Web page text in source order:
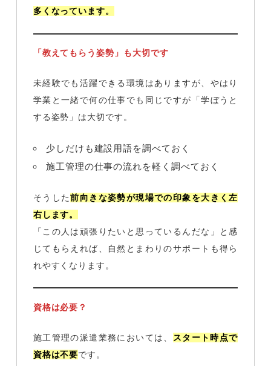
多くなっています。
「教えてもらう姿勢」も大切です
未経験でも活躍できる環境はありますが、やはり
学業と一緒で何の仕事でも同じですが「学ぼうと
する姿勢」は大切です。
少しだけも建設用語を調べておく
施工管理の仕事の流れを軽く調べておく
そうした前向きな姿勢が現場での印象を大きく左
右します。
「この人は頑張りたいと思っているんだな」と感
じてもらえれば、自然とまわりのサポートも得ら
れやすくなります。
資格は必要？
施工管理の派遣業務においては、
スタート時点で
資格は不要です。